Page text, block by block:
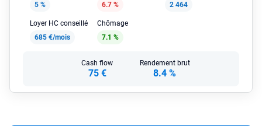
5 %
6.7 %
2 464
Loyer HC conseillé
685 €/mois
Chômage
7.1 %
Cash flow
75 €
Rendement brut
8.4 %